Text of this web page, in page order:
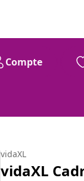
Compte
vidaXL
vidaXL